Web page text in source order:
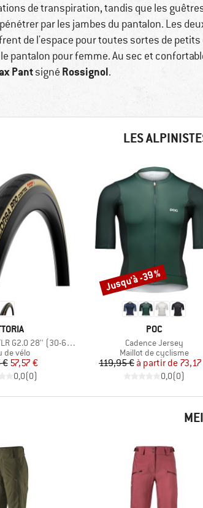
de transpiration, tandis que les
par les jambes du pantalon. Les
de l'espace pour toutes sortes de
pantalon pour femme. Au sec et
Pantsigné Rossignol.
LES
28'' (30-622) Fold.
group
de vélo
Prix
€Prix réduit
57,57 €
0,0(0)
MARQUE
POC
Article
Cadence Jersey
Product group
Maillot de cyclisme
Prix
119,95 € Prix réduit
à partir de
0,0(0)
Remise
Jusqu'à -39 %